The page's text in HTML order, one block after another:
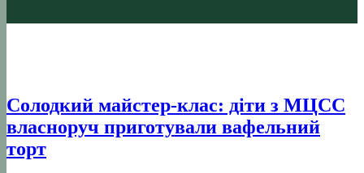
Солодкий майстер-клас: діти з МЦСС
власноруч приготували вафельний
торт